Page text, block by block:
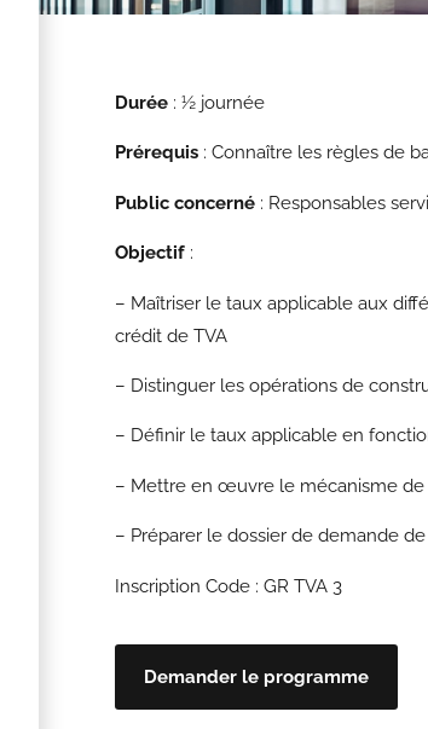
Durée: ½ journée
Prérequis: Connaître les règles de
Public concerné: Responsables
Objectif:
– Maîtriser le taux applicable aux
crédit de TVA
– Distinguer les opérations de
– Définir le taux applicable en
– Mettre en œuvre le mécanisme de
– Préparer le dossier de demande
Inscription Code : GR TVA 3
Demander le programme